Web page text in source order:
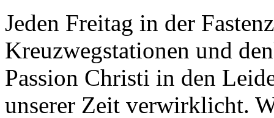
Jeden Freitag in der
Kreuzwegstationen und
Passion Christi in den
unserer Zeit verwirklicht.